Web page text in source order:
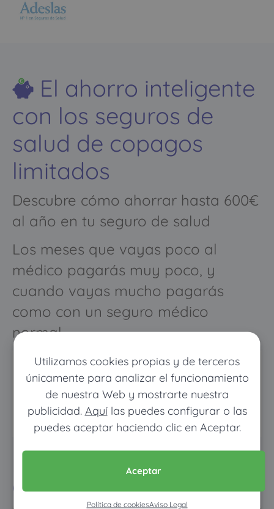
Utilizamos cookies propias y de terceros
únicamente para analizar el funcionamiento
de nuestra Web y mostrarte nuestra
publicidad. Aquílas puedes configurar o las
puedes aceptar haciendo clic en Aceptar.
Aceptar
Política de cookiesAviso Legal
El ahorro inteligente
con los seguros de
salud de copagos
limitados
Descubre cómo ahorrar hasta 600€
al año en tu seguro de salud
Los meses que vayas poco al
médico pagarás muy poco, y
cuando vayas mucho pagarás
como con un seguro médico
normal
Pon tus datos y descubre
cuánto dinero ahorrarías